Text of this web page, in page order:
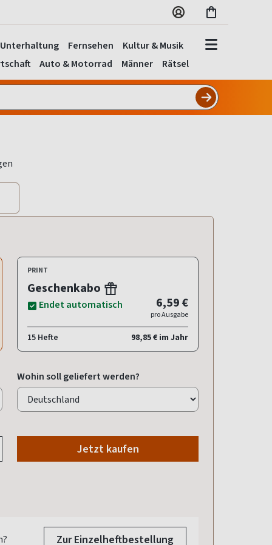
Unterhaltung Fernsehen
Kultur & Musik
Auto & Motorrad Männer Rätsel
PRINT
Geschenkabo
Endet automatisch 6,59 €
pro Ausgabe
15 Hefte 98,85 € im Jahr
Wohin soll geliefert werden?
Jetzt kaufen
Zur Einzelheftbestellung